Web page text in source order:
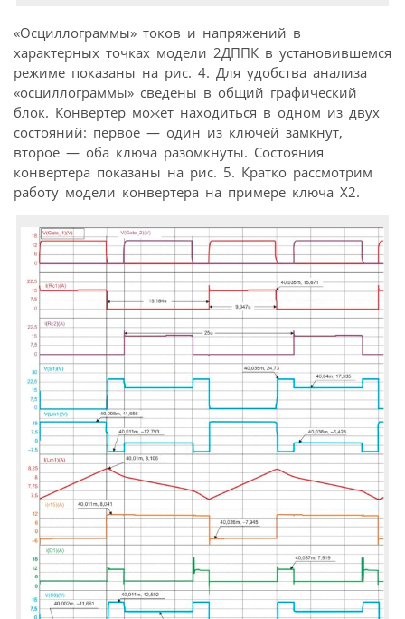
«Осциллограммы» токов и напряжений в
характерных точках модели 2ДППК в установившемся
режиме показаны на рис. 4. Для удобства анализа
«осциллограммы» сведены в общий графический
блок. Конвертер может находиться в одном из двух
состояний: первое — один из ключей замкнут,
второе — оба ключа разомкнуты. Состояния
конвертера показаны на рис. 5. Кратко рассмотрим
работу модели конвертера на примере ключа Х2.